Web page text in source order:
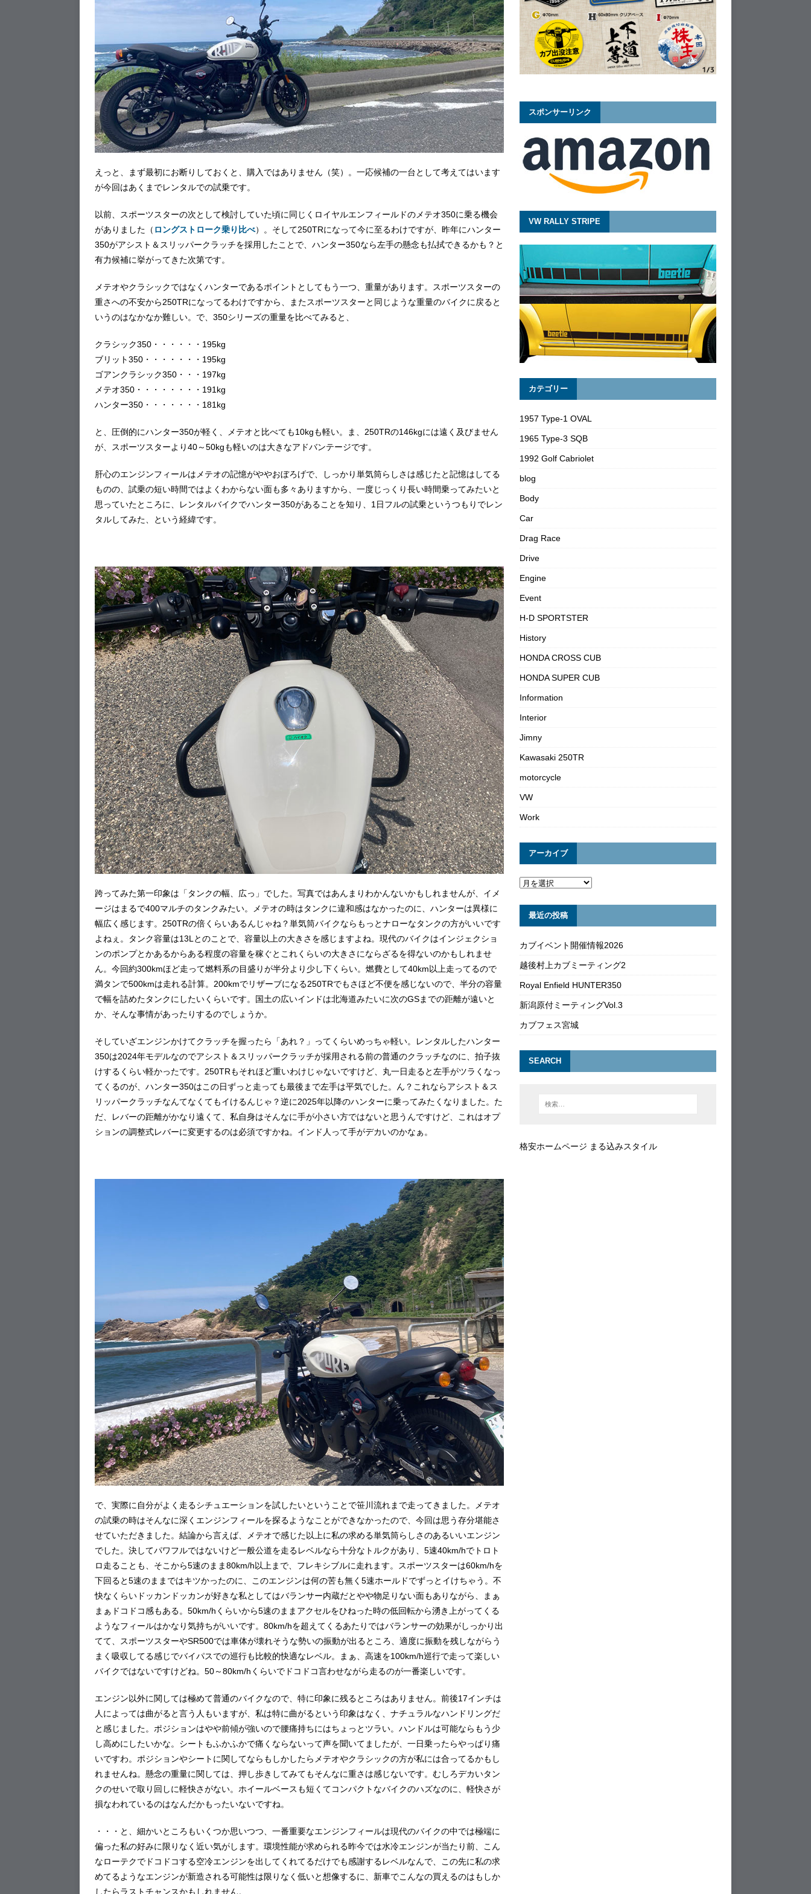
えっと、まず最初にお断りしておくと、購入ではありません（笑）。一応候補の一台として考えてはいます
が今回はあくまでレンタルでの試乗です。
以前、スポーツスターの次として検討していた頃に同じくロイヤルエンフィールドのメテオ350に乗る機会
がありました（ ロングストローク乗り比べ）。そして250TRになって今に至るわけですが、昨年にハンター
350がアシスト＆スリッパークラッチを採用したことで、ハンター350なら左手の懸念も払拭できるかも？と
有力候補に挙がってきた次第です。
メテオやクラシックではなくハンターであるポイントとしてもう一つ、重量があります。スポーツスターの
重さへの不安から250TRになってるわけですから、またスポーツスターと同じような重量のバイクに戻ると
いうのはなかなか難しい。で、350シリーズの重量を比べてみると、
クラシック350・・・・・・195kg
ブリット350・・・・・・・195kg
ゴアンクラシック350・・・197kg
メテオ350・・・・・・・・191kg
ハンター350・・・・・・・181kg
と、圧倒的にハンター350が軽く、メテオと比べても10kgも軽い。ま、250TRの146kgには遠く及びません
が、スポーツスターより40～50kgも軽いのは大きなアドバンテージです。
肝心のエンジンフィールはメテオの記憶がややおぼろげで、しっかり単気筒らしさは感じたと記憶はしてる
ものの、試乗の短い時間ではよくわからない面も多々ありますから、一度じっくり長い時間乗ってみたいと
思っていたところに、レンタルバイクでハンター350があることを知り、1日フルの試乗というつもりでレン
タルしてみた、という経緯です。
跨ってみた第一印象は「タンクの幅、広っ」でした。写真ではあんまりわかんないかもしれませんが、イメ
ージはまるで400マルチのタンクみたい。メテオの時はタンクに違和感はなかったのに、ハンターは異様に
幅広く感じます。250TRの倍くらいあるんじゃね？単気筒バイクならもっとナローなタンクの方がいいです
よねぇ。タンク容量は13Lとのことで、容量以上の大きさを感じますよね。現代のバイクはインジェクショ
ンのポンプとかあるからある程度の容量を稼ぐとこれくらいの大きさにならざるを得ないのかもしれませ
ん。今回約300kmほど走って燃料系の目盛りが半分より少し下くらい。燃費として40km以上走ってるので
満タンで500kmは走れる計算。200kmでリザーブになる250TRでもさほど不便を感じないので、半分の容量
で幅を詰めたタンクにしたいくらいです。国土の広いインドは北海道みたいに次のGSまでの距離が遠いと
か、そんな事情があったりするのでしょうか。
そしていざエンジンかけてクラッチを握ったら「あれ？」ってくらいめっちゃ軽い。レンタルしたハンター
350は2024年モデルなのでアシスト＆スリッパークラッチが採用される前の普通のクラッチなのに、拍子抜
けするくらい軽かったです。250TRもそれほど重いわけじゃないですけど、丸一日走ると左手がツラくなっ
てくるのが、ハンター350はこの日ずっと走っても最後まで左手は平気でした。ん？これならアシスト＆ス
リッパークラッチなんてなくてもイけるんじゃ？逆に2025年以降のハンターに乗ってみたくなりました。た
だ、レバーの距離がかなり遠くて、私自身はそんなに手が小さい方ではないと思うんですけど、これはオプ
ションの調整式レバーに変更するのは必須ですかね。インド人って手がデカいのかなぁ。
で、実際に自分がよく走るシチュエーションを試したいということで笹川流れまで走ってきました。メテオ
の試乗の時はそんなに深くエンジンフィールを探るようなことができなかったので、今回は思う存分堪能さ
せていただきました。結論から言えば、メテオで感じた以上に私の求める単気筒らしさのあるいいエンジン
でした。決してパワフルではないけど一般公道を走るレベルなら十分なトルクがあり、5速40km/hでトロト
ロ走ることも、そこから5速のまま80km/h以上まで、フレキシブルに走れます。スポーツスターは60km/hを
下回ると5速のままではキツかったのに、このエンジンは何の苦も無く5速ホールドでずっとイけちゃう。不
快なくらいドッカンドッカンが好きな私としてはバランサー内蔵だとやや物足りない面もありながら、まぁ
まぁドコドコ感もある。50km/hくらいから5速のままアクセルをひねった時の低回転から湧き上がってくる
ようなフィールはかなり気持ちがいいです。80km/hを超えてくるあたりではバランサーの効果がしっかり出
てて、スポーツスターやSR500では車体が壊れそうな勢いの振動が出るところ、適度に振動を残しながらう
まく吸収してる感じでバイパスでの巡行も比較的快適なレベル。まぁ、高速を100km/h巡行で走って楽しい
バイクではないですけどね。50～80km/hくらいでドコドコ言わせながら走るのが一番楽しいです。
エンジン以外に関しては極めて普通のバイクなので、特に印象に残るところはありません。前後17インチは
人によっては曲がると言う人もいますが、私は特に曲がるという印象はなく、ナチュラルなハンドリングだ
と感じました。ポジションはやや前傾が強いので腰痛持ちにはちょっとツラい。ハンドルは可能ならもう少
し高めにしたいかな。シートもふかふかで痛くならないって声を聞いてましたが、一日乗ったらやっぱり痛
いですわ。ポジションやシートに関してならもしかしたらメテオやクラシックの方が私には合ってるかもし
れませんね。懸念の重量に関しては、押し歩きしてみてもそんなに重さは感じないです。むしろデカいタン
クのせいで取り回しに軽快さがない。ホイールベースも短くてコンパクトなバイクのハズなのに、軽快さが
損なわれているのはなんだかもったいないですね。
・・・と、細かいところもいくつか思いつつ、一番重要なエンジンフィールは現代のバイクの中では極端に
偏った私の好みに限りなく近い気がします。環境性能が求められる昨今では水冷エンジンが当たり前、こん
なローテクでドコドコする空冷エンジンを出してくれてるだけでも感謝するレベルなんで、この先に私の求
めてるようなエンジンが新造される可能性は限りなく低いと想像するに、新車でこんなの買えるのはもしか
したらラストチャンスかもしれません。
スポンサーリンク
VW RALLY STRIPE
カテゴリー
1957 Type-1 OVAL
1965 Type-3 SQB
1992 Golf Cabriolet
blog
Body
Car
Drag Race
Drive
Engine
Event
H-D SPORTSTER
History
HONDA CROSS CUB
HONDA SUPER CUB
Information
Interior
Jimny
Kawasaki 250TR
motorcycle
VW
Work
アーカイブ
最近の投稿
カブイベント開催情報2026
越後村上カブミーティング2
Royal Enfield HUNTER350
新潟原付ミーティングVol.3
カブフェス宮城
SEARCH
格安ホームページ まる込みスタイル